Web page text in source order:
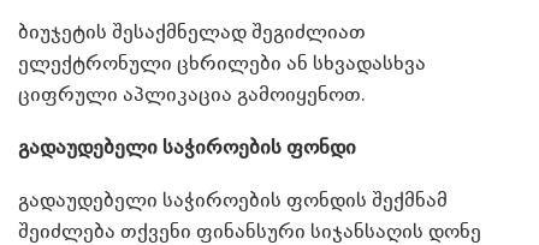
ბიუჯეტის შესაქმნელად შეგიძლიათ
ელექტრონული ცხრილები ან სხვადასხვა
ციფრული აპლიკაცია გამოიყენოთ.
გადაუდებელი საჭიროების ფონდი
გადაუდებელი საჭიროების ფონდის შექმნამ
შეიძლება თქვენი ფინანსური სიჯანსაღის დონე